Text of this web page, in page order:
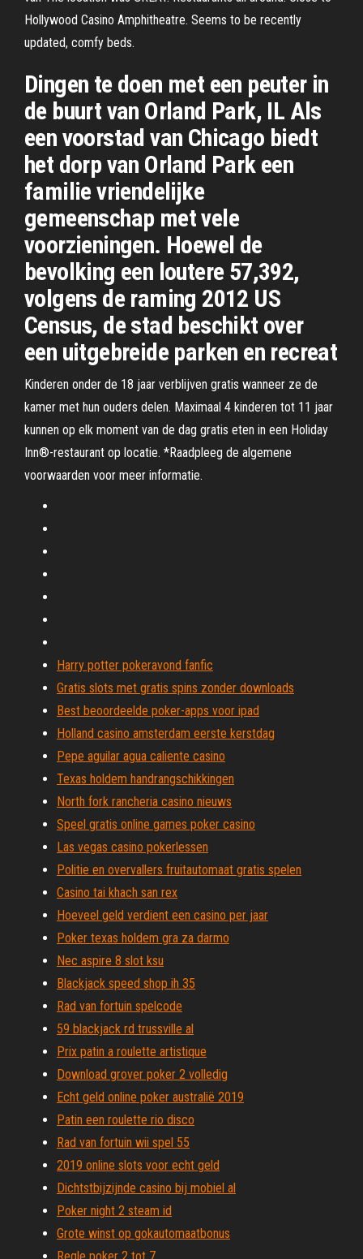
Hollywood Casino Amphitheatre. Seems to be recently
updated, comfy beds.
Dingen te doen met een peuter in
de buurt van Orland Park, IL Als
een voorstad van Chicago biedt
het dorp van Orland Park een
familie vriendelijke
gemeenschap met vele
voorzieningen. Hoewel de
bevolking een loutere 57,392,
volgens de raming 2012 US
Census, de stad beschikt over
een uitgebreide parken en recreat
Kinderen onder de 18 jaar verblijven gratis wanneer ze de
kamer met hun ouders delen. Maximaal 4 kinderen tot 11 jaar
kunnen op elk moment van de dag gratis eten in een Holiday
Inn®-restaurant op locatie. *Raadpleeg de algemene
voorwaarden voor meer informatie.
Harry potter pokeravond fanfic
Gratis slots met gratis spins zonder downloads
Best beoordeelde poker-apps voor ipad
Holland casino amsterdam eerste kerstdag
Pepe aguilar agua caliente casino
Texas holdem handrangschikkingen
North fork rancheria casino nieuws
Speel gratis online games poker casino
Las vegas casino pokerlessen
Politie en overvallers fruitautomaat gratis spelen
Casino tai khach san rex
Hoeveel geld verdient een casino per jaar
Poker texas holdem gra za darmo
Nec aspire 8 slot ksu
Blackjack speed ​​shop ih 35
Rad van fortuin spelcode
59 blackjack rd trussville al
Prix patin a roulette artistique
Download grover poker 2 volledig
Echt geld online poker australië 2019
Patin een roulette rio disco
Rad van fortuin wii spel 55
2019 online slots voor echt geld
Dichtstbijzijnde casino bij mobiel al
Poker night 2 steam id
Grote winst op gokautomaatbonus